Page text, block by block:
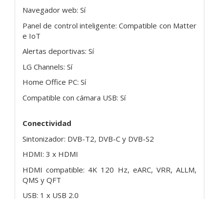
Navegador web: Sí
Panel de control inteligente: Compatible con Matter
e IoT
Alertas deportivas: Sí
LG Channels: Sí
Home Office PC: Sí
Compatible con cámara USB: Sí
Conectividad
Sintonizador: DVB-T2, DVB-C y DVB-S2
HDMI: 3 x HDMI
HDMI compatible: 4K 120 Hz, eARC, VRR, ALLM,
QMS y QFT
USB: 1 x USB 2.0